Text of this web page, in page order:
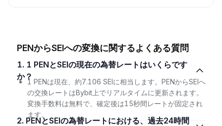
PENからSEIへの変換に関するよくある質問
1. 1 PENとSEIの現在の為替レートはいくらです
か？
1 PENは現在、約7.106 SEIに相当します。PENからSEIへ
の交換レートはBybit上でリアルタイムに更新されます。
変換手数料は無料で、確定後は15秒間レートが固定され
ます。
2. PENとSEIの為替レートにおける、過去24時間